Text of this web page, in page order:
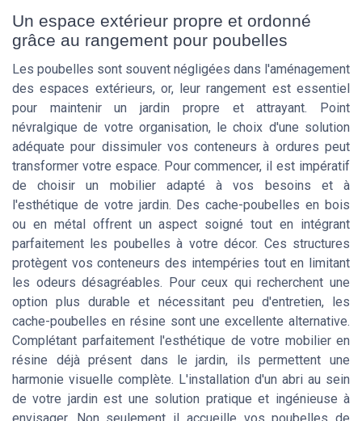
Un espace extérieur propre et ordonné
grâce au rangement pour poubelles
Les poubelles sont souvent négligées dans l'aménagement
des espaces extérieurs, or, leur rangement est essentiel
pour maintenir un jardin propre et attrayant. Point
névralgique de votre organisation, le choix d'une solution
adéquate pour dissimuler vos conteneurs à ordures peut
transformer votre espace. Pour commencer, il est impératif
de choisir un mobilier adapté à vos besoins et à
l'esthétique de votre jardin. Des cache-poubelles en bois
ou en métal offrent un aspect soigné tout en intégrant
parfaitement les poubelles à votre décor. Ces structures
protègent vos conteneurs des intempéries tout en limitant
les odeurs désagréables. Pour ceux qui recherchent une
option plus durable et nécessitant peu d'entretien, les
cache-poubelles en résine sont une excellente alternative.
Complétant parfaitement l'esthétique de votre mobilier en
résine déjà présent dans le jardin, ils permettent une
harmonie visuelle complète. L'installation d'un abri au sein
de votre jardin est une solution pratique et ingénieuse à